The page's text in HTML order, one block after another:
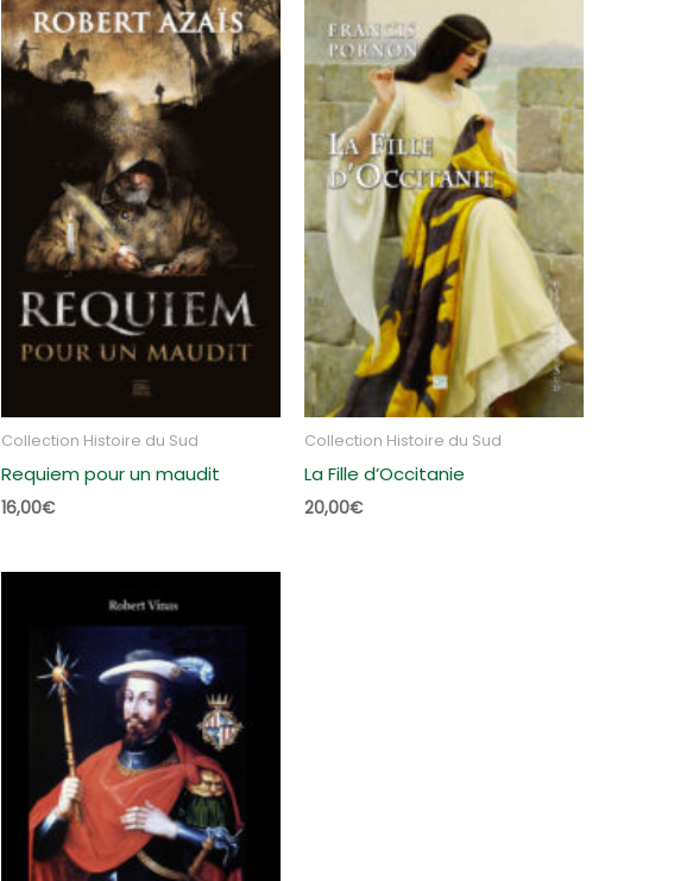
Collection Histoire du Sud
Requiem pour un maudit
16,00€
Collection Histoire du Sud
La Fille d’Occitanie
20,00€